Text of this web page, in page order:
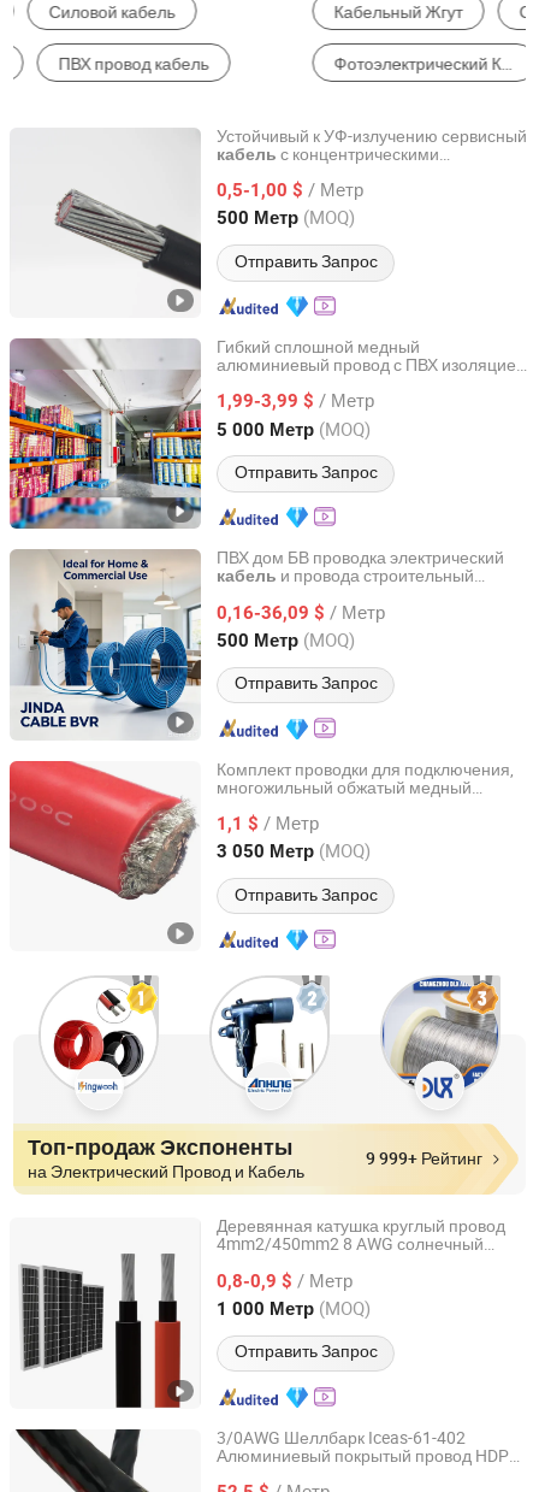
Кабельный Жгут Стальной трос
Связной Кабель
Устойчивый к УФ-излучению сервисный
кабель с концентрическими
алюминиевый сплав 2*8 электрический
кабель провод
0,5-1,00 $ / Метр
500 Метр (MOQ)
Отправить Запрос
Henan Jinshui Cable Group Co., Ltd.
Henan, China с 2007
Гибкий сплошной медный
алюминиевый провод с ПВХ изоляцией
1,99-3,99 $ / Метр
5 000 Метр (MOQ)
Отправить Запрос
Henan Jinshui Cable Group Co., Ltd.
Henan, China с 2007
ПВХ дом БВ проводка электрический
кабель и провода строительный
0,16-36,09 $ / Метр
500 Метр (MOQ)
Отправить Запрос
Inner Mongolia Zhengbiao Jinda Cable Co., Ltd.
InnerMongolia, China с 2026
Комплект проводки для подключения,
многожильный обжатый медный
зарядка 16 AWG силиконовый
резиновый
кабель
1,1 $ / Метр
3 050 Метр (MOQ)
Отправить Запрос
Chang'an International Trade (Henan) Co., Ltd.
Henan, China с 2026
Топ-продаж Экспоненты
на Электрический Провод и Кабель
9 999+ Рейтинг
Деревянная катушка круглый провод
4mm2/450mm2 8 AWG солнечный
0,8-0,9 $ / Метр
1 000 Метр (MOQ)
Отправить Запрос
ZHEJIANG MEITONG CONDUCTOR TECHNOLOGY CO.,
LTD.
Zhejiang, China с 2020
3/0AWG Шеллбарк Iceas-61-402
Алюминиевый покрытый провод HDPE,
Chang'an International Trade (Henan) Co., Ltd.